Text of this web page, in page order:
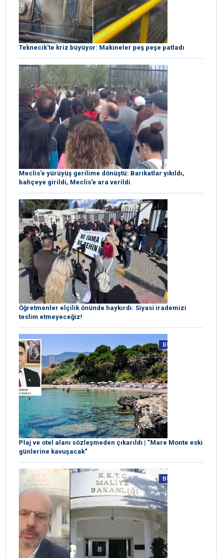
Teknecik’te kriz büyüyor: Makineler peş peşe patladı
Meclis’e yürüyüş gerilime dönüştü: Barikatlar yıkıldı,
bahçeye girildi, Meclis’e ara verildi
Öğretmenler elçilik önünde haykırdı: Siyasi irademizi
teslim etmeyeceğiz!
Plaj ve otel alanı sözleşmeden çıkarıldı | “Mare Monte eski
günlerine kavuşacak”